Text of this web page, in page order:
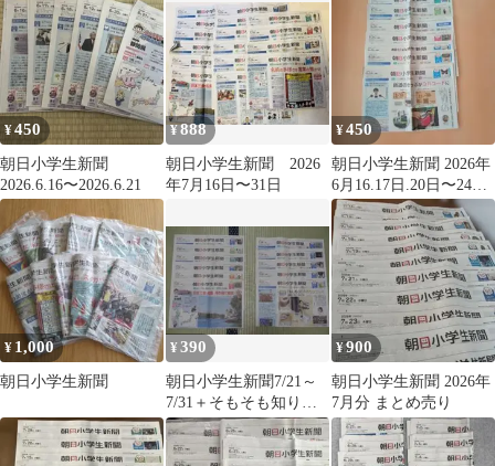
受験
¥450
朝日小学生新聞
2026.6.16〜2026.6.21
¥888
朝日小学生新聞 2026
年7月16日〜31日
¥450
朝日小学生新聞 2026年
6月16.17日.20日〜24日
分 まとめ売り
¥ 1,000
朝日小学生新聞
¥390
朝日小学生新聞7/21～
7/31＋そもそも知りた
い吉田君、他付き
¥900
朝日小学生新聞 2026年
7月分 まとめ売り